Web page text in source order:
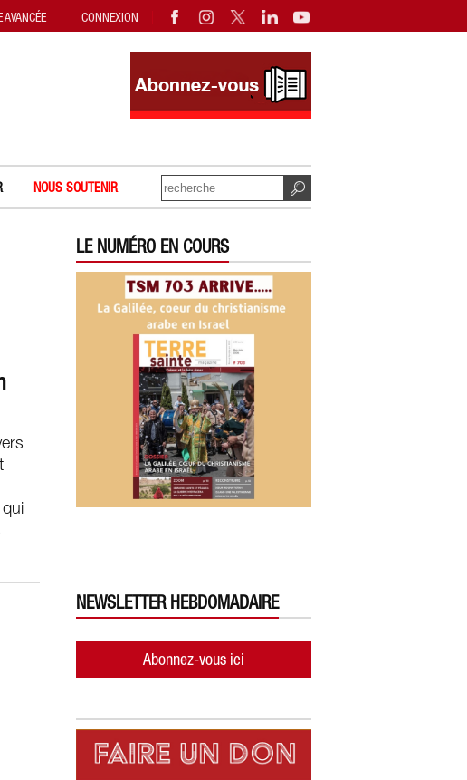
NOUS SOUTENIR
qui
LE NUMÉRO EN COURS
NEWSLETTER HEBDOMADAIRE
Abonnez-vous ici
AVANCÉE CONNEXION